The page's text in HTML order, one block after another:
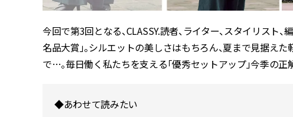
今回で第3回となる、CLASSY.読者、ライター、スタイリスト
名品大賞」。シルエットの美しさはもちろん、夏まで見据え
で…。毎日働く私たちを支える「優秀セットアップ」今季の正
◆あわせて読みたい